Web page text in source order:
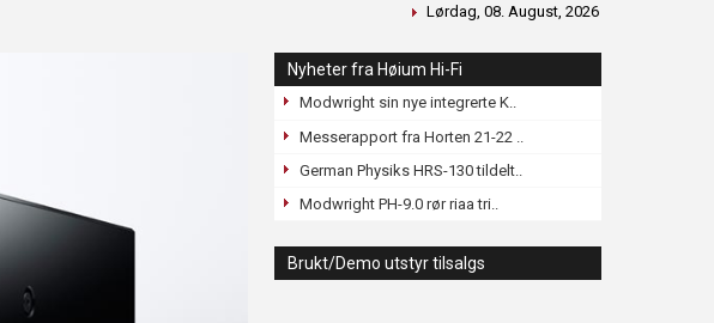
Lørdag, 08. August, 2026
Nyheter fra Høium Hi-Fi
Modwright sin nye integrerte K..
Messerapport fra Horten 21-22 ..
German Physiks HRS-130 tildelt..
Modwright PH-9.0 rør riaa tri..
Brukt/Demo utstyr tilsalgs